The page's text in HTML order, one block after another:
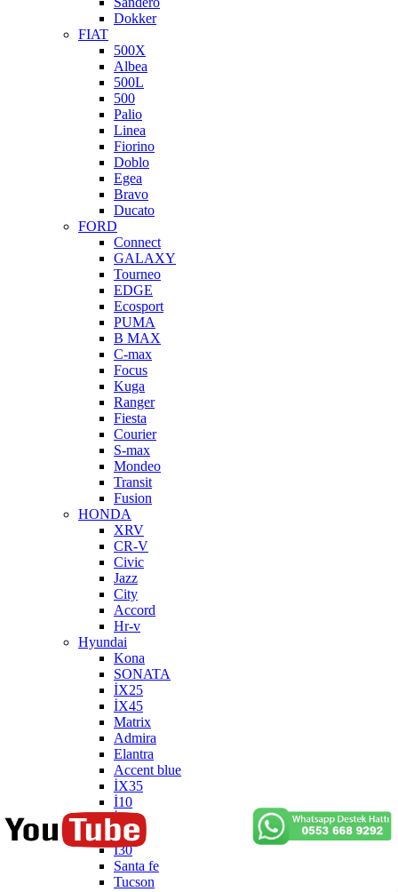
Dokker
FIAT
500X
Albea
500L
500
Palio
Linea
Fiorino
Doblo
Egea
Bravo
Ducato
FORD
Connect
GALAXY
Tourneo
EDGE
Ecosport
PUMA
B MAX
C-max
Focus
Kuga
Ranger
Fiesta
Courier
S-max
Mondeo
Transit
Fusion
HONDA
XRV
CR-V
Civic
Jazz
City
Accord
Hr-v
Hyundai
Kona
SONATA
İX25
İX45
Matrix
Admira
Elantra
Accent blue
İX35
İ10
İ20
Getz
İ30
Santa fe
Tucson